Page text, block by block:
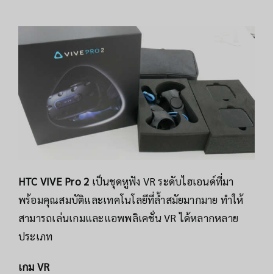
HTC VIVE Pro 2 เป็นชุดหูฟัง VR ระดับไฮเอนด์ที่มา
พร้อมคุณสมบัติและเทคโนโลยีที่ล้ำสมัยมากมาย ทำให้
สามารถเล่นเกมและแอพพลิเคชั่น VR ได้หลากหลาย
ประเภท
เกม VR